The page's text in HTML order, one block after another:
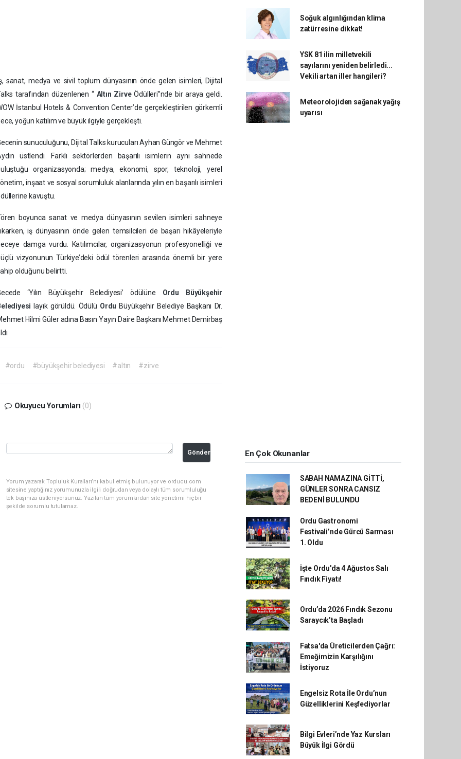
sanat, medya ve sivil toplum dünyasının önde gelen isimleri, Dijital
tarafından düzenlenen “ Altın ZirveÖdülleri”nde bir araya geldi.
İstanbul Hotels & Convention Center’de gerçekleştirilen görkemli
yoğun katılım ve büyük ilgiyle gerçekleşti.
sunuculuğunu, Dijital Talks kurucuları Ayhan Güngör ve Mehmet
üstlendi. Farklı sektörlerden başarılı isimlerin aynı sahnede
organizasyonda; medya, ekonomi, spor, teknoloji, yerel
inşaat ve sosyal sorumluluk alanlarında yılın en başarılı isimleri
kavuştu.
boyunca sanat ve medya dünyasının sevilen isimleri sahneye
iş dünyasının önde gelen temsilcileri de başarı hikâyeleriyle
damga vurdu. Katılımcılar, organizasyonun profesyonelliği ve
vizyonunun Türkiye’deki ödül törenleri arasında önemli bir yere
olduğunu belirtti.
‘Yılın Büyükşehir Belediyesi’ ödülüne Ordu
Büyükşehir
layık görüldü. Ödülü Ordu Büyükşehir Belediye Başkanı Dr.
Hilmi Güler adına Basın Yayın Daire Başkanı Mehmet Demirbaş
#ordu #büyükşehir belediyesi #altın #zirve
Okuyucu Yorumları (0)
Gönder
Yorum yazarak Topluluk Kuralları’nı kabul etmiş bulunuyor ve orducu.com
sitesine yaptığınız yorumunuzla ilgili doğrudan veya dolaylı tüm sorumluluğu
tek başınıza üstleniyorsunuz. Yazılan tüm yorumlardan site yönetimi hiçbir
şekilde sorumlu tutulamaz.
Soğuk algınlığından klima
zatürresine dikkat!
YSK 81 ilin milletvekili
sayılarını yeniden belirledi...
Vekili artan iller hangileri?
Meteorolojiden sağanak yağış
uyarısı
En Çok Okunanlar
SABAH NAMAZINA GİTTİ,
GÜNLER SONRA CANSIZ
BEDENİ BULUNDU
Ordu Gastronomi
Festivali’nde Gürcü Sarması
1. Oldu
İşte Ordu'da 4 Ağustos Salı
Fındık Fiyatı!
Ordu’da 2026 Fındık Sezonu
Saraycık’ta Başladı
Fatsa'da Üreticilerden Çağrı:
Emeğimizin Karşılığını
İstiyoruz
Engelsiz Rota İle Ordu’nun
Güzelliklerini Keşfediyorlar
Bilgi Evleri’nde Yaz Kursları
Büyük İlgi Gördü